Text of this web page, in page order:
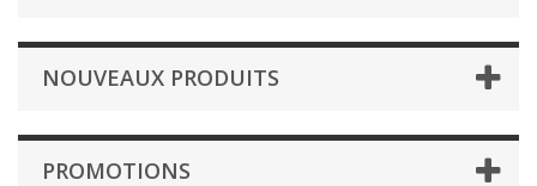
NOUVEAUX PRODUITS
PROMOTIONS